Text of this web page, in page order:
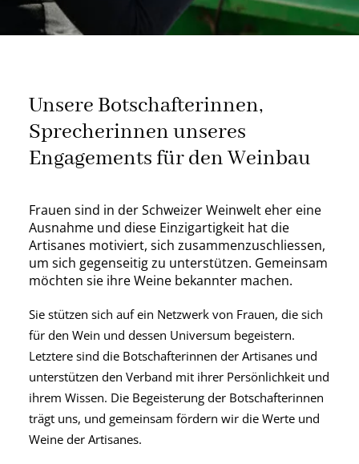
Unsere Botschafterinnen,
Sprecherinnen unseres
Engagements für den Weinbau
Frauen sind in der Schweizer Weinwelt eher eine
Ausnahme und diese Einzigartigkeit hat die
Artisanes motiviert, sich zusammenzuschliessen,
um sich gegenseitig zu unterstützen. Gemeinsam
möchten sie ihre Weine bekannter machen.
Sie stützen sich auf ein Netzwerk von Frauen, die sich
für den Wein und dessen Universum begeistern.
Letztere sind die Botschafterinnen der Artisanes und
unterstützen den Verband mit ihrer Persönlichkeit und
ihrem Wissen. Die Begeisterung der Botschafterinnen
trägt uns, und gemeinsam fördern wir die Werte und
Weine der Artisanes.